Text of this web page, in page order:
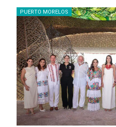
PUERTO MORELOS